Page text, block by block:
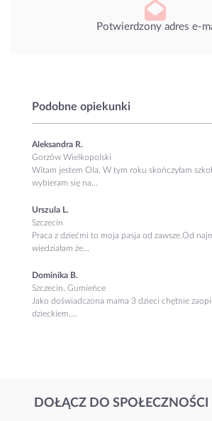
Potwierdzony adres e-
Podobne opiekunki
Aleksandra R.
Gorzów Wielkopolski
Witam jestem Ola. W tym roku skończyłam
wybieram się na...
Urszula L.
Szczecin
Praca z dziećmi to moja pasja od zawsze.Od
wiedziałam że...
Dominika B.
Szczecin, Gumieńce
Jako doświadczona mama 3 dzieci chętnie
dzieckiem....
DOŁĄCZ DO